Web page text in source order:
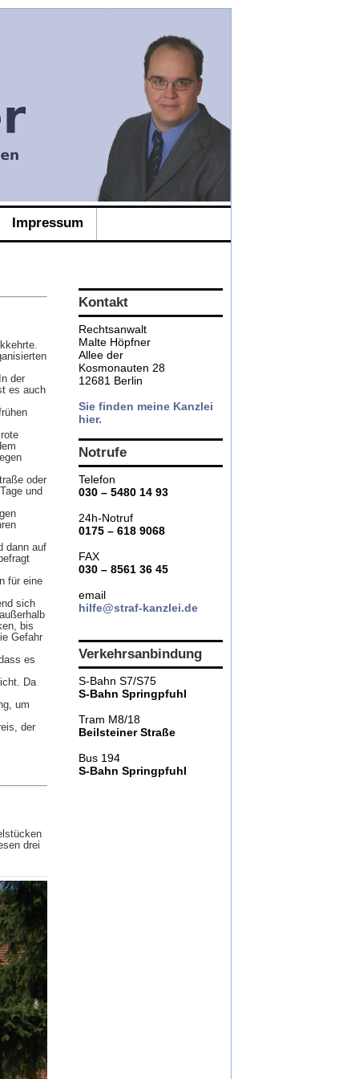
Impressum
der
es auch
oder
und
dann auf
für eine
sich
bis
Gefahr
es
Da
um
der
drei
Kontakt
Rechtsanwalt
Malte Höpfner
Allee der
Kosmonauten 28
12681 Berlin
Sie finden meine Kanzlei
hier.
Notrufe
Telefon
030 – 5480 14 93
24h-Notruf
0175 – 618 9068
FAX
030 – 8561 36 45
email
hilfe@straf-kanzlei.de
Verkehrsanbindung
S-Bahn S7/S75
S-Bahn Springpfuhl
Tram M8/18
Beilsteiner Straße
Bus 194
S-Bahn Springpfuhl